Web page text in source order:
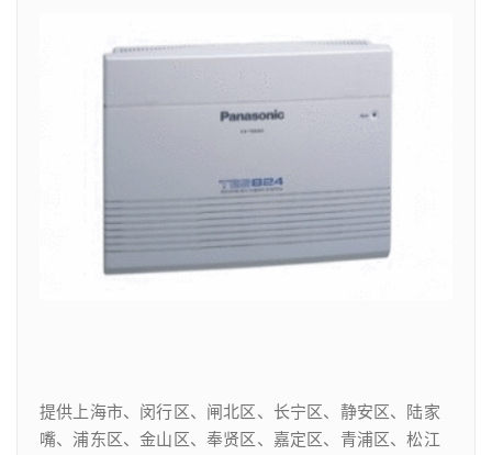
提供上海市、闵行区、闸北区、长宁区、静安区、陆家
嘴、浦东区、金山区、奉贤区、嘉定区、青浦区、松江